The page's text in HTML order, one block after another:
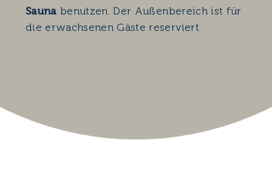
Sauna benutzen. Der Außenbereich ist für
die erwachsenen Gäste reserviert.